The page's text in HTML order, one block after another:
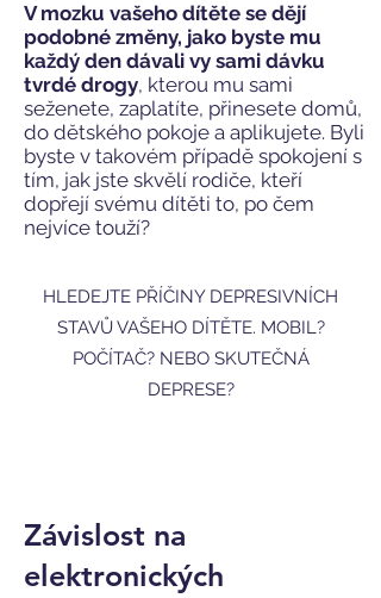
V mozku vašeho dítěte se dějí
podobné změny, jako byste mu
každý den dávali vy sami dávku
tvrdé drogy, kterou mu sami
seženete, zaplatíte, přinesete domů,
do dětského pokoje a aplikujete. Byli
byste v takovém případě spokojení s
tím, jak jste skvělí rodiče, kteří
dopřejí svému dítěti to, po čem
nejvíce touží?
HLEDEJTE PŘÍČINY DEPRESIVNÍCH
STAVŮ VAŠEHO DÍTĚTE. MOBIL?
POČÍTAČ? NEBO SKUTEČNÁ
DEPRESE?
Závislost na
elektronických